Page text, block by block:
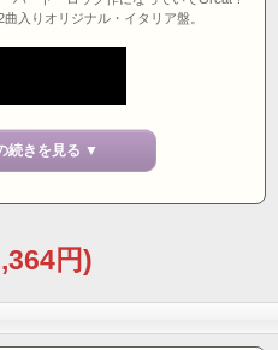
入りオリジナル・イタリア盤。
続きを見る ▼
円)